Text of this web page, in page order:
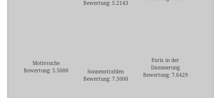
Bewertung: 5.2143
Motivsuche
Bewertung: 5.5000
Sonnenstrahlen
Bewertung: 7.5000
Paris in der
Dämmerung
Bewertung: 7.6429